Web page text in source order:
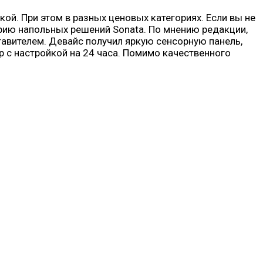
При этом в разных ценовых категориях. Если вы не
напольных решений Sonata. По мнению редакции,
Девайс получил яркую сенсорную панель,
настройкой на 24 часа. Помимо качественного